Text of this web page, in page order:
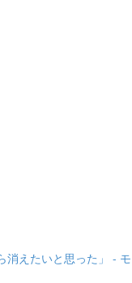
消えたいと思った」 - モ